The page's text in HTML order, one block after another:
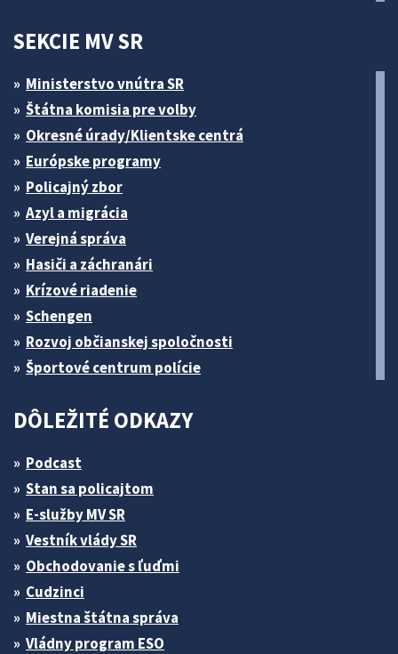
SEKCIE MV SR
Ministerstvo vnútra SR
Štátna komisia pre volby
Okresné úrady/Klientske centrá
Európske programy
Policajný zbor
Azyl a migrácia
Verejná správa
Hasiči a záchranári
Krízové riadenie
Schengen
Rozvoj občianskej spoločnosti
Športové centrum polície
DÔLEŽITÉ ODKAZY
Podcast
Stan sa policajtom
E-služby MV SR
Vestník vlády SR
Obchodovanie s ľuďmi
Cudzinci
Miestna štátna správa
Vládny program ESO